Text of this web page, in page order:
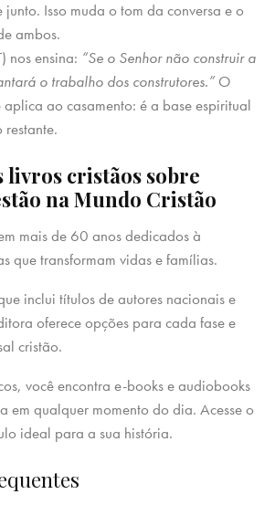
Isso muda o tom da conversa e o
ambos.
nos ensina: “Se o Senhor não construir a
o trabalho dos construtores.” O
aplica ao casamento: é a base espiritual
restante.
livros cristãos sobre
na Mundo Cristão
mais de 60 anos dedicados à
que transformam vidas e famílias.
inclui títulos de autores nacionais e
oferece opções para cada fase e
cristão.
você encontra e-books e audiobooks
em qualquer momento do dia. Acesse o
ideal para a sua história.